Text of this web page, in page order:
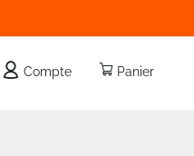
Panier
Compte